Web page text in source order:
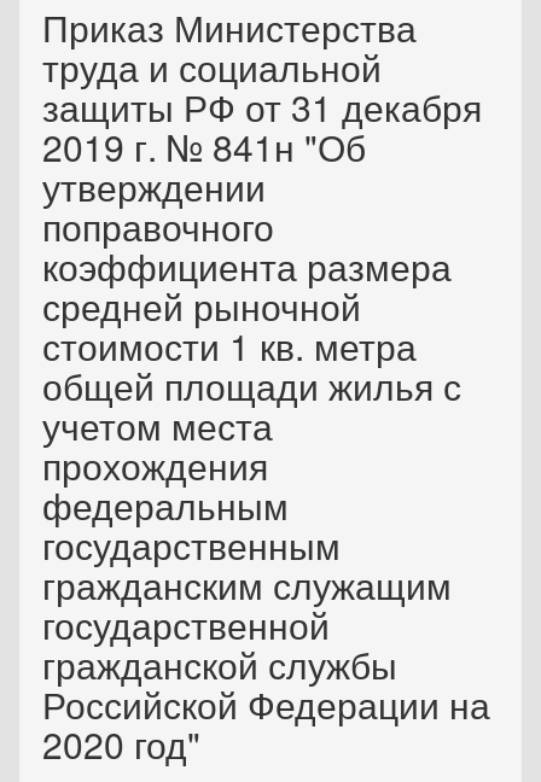
Приказ Министерства
труда и социальной
защиты РФ от 31 декабря
2019 г. № 841н "Об
утверждении
поправочного
коэффициента размера
средней рыночной
стоимости 1 кв. метра
общей площади жилья с
учетом места
прохождения
федеральным
государственным
гражданским служащим
государственной
гражданской службы
Российской Федерации на
2020 год"